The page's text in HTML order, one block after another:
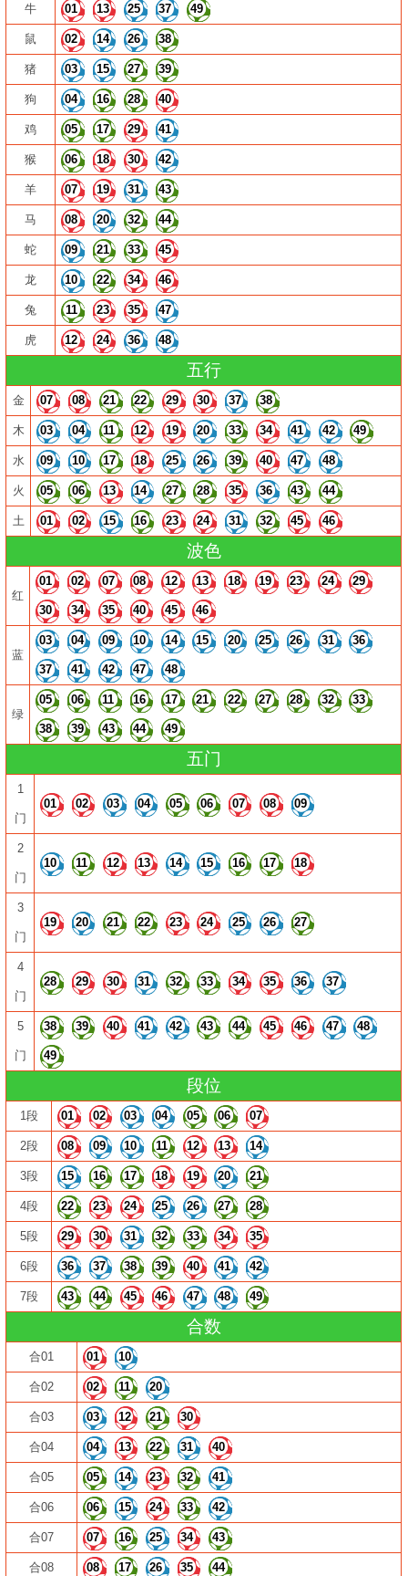
牛 01 13 25 37 49
鼠 02 14 26 38
猪 03 15 27 39
狗 04 16 28 40
鸡 05 17 29 41
猴 06 18 30 42
羊 07 19 31 43
马 08 20 32 44
蛇 09 21 33 45
龙 10 22 34 46
兔 11 23 35 47
虎 12 24 36 48
五行
金 07 08 21 22 29 30 37 38
木 03 04 11 12 19 20 33 34 41 42 49
水 09 10 17 18 25 26 39 40 47 48
火 05 06 13 14 27 28 35 36 43 44
土 01 02 15 16 23 24 31 32 45 46
波色
红
01 02 07 08 12 13 18 19 23 24 29
30 34 35 40 45 46
蓝
03 04 09 10 14 15 20 25 26 31 36
37 41 42 47 48
绿
05 06 11 16 17 21 22 27 28 32 33
38 39 43 44 49
五门
1
门
01 02 03 04 05 06 07 08 09
2
门
10 11 12 13 14 15 16 17 18
3
门
19 20 21 22 23 24 25 26 27
4
门
28 29 30 31 32 33 34 35 36 37
5
门
38 39 40 41 42 43 44 45 46 47 48
49
段位
1段 01 02 03 04 05 06 07
2段 08 09 10 11 12 13 14
3段 15 16 17 18 19 20 21
4段 22 23 24 25 26 27 28
5段 29 30 31 32 33 34 35
6段 36 37 38 39 40 41 42
7段 43 44 45 46 47 48 49
合数
合01 01 10
合02 02 11 20
合03 03 12 21 30
合04 04 13 22 31 40
合05 05 14 23 32 41
合06 06 15 24 33 42
合07 07 16 25 34 43
合08 08 17 26 35 44